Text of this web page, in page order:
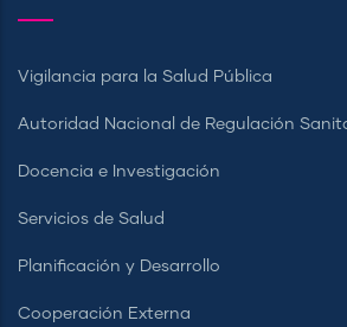
Vigilancia para la Salud Pública
Autoridad Nacional de Regulación
Docencia e Investigación
Servicios de Salud
Planificación y Desarrollo
Cooperación Externa